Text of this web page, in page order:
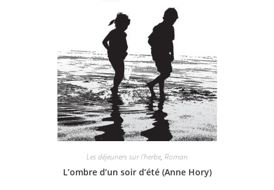
Les déjeuners sur l'herbe, Roman
L’ombre d’un soir d’été (Anne Hory)